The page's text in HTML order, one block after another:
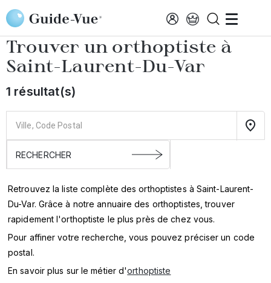
Aller au contenu principal
Accueil Annuaire des orthoptistes Saint-Laurent-Du-Var
Trouver un orthoptiste à
Saint-Laurent-Du-Var
1 résultat(s)
Retrouvez la liste complète des orthoptistes à Saint-Laurent-
Du-Var. Grâce à notre annuaire des orthoptistes, trouver
rapidement l'orthoptiste le plus près de chez vous.
Pour affiner votre recherche, vous pouvez préciser un code
postal.
En savoir plus sur le métier d'orthoptiste